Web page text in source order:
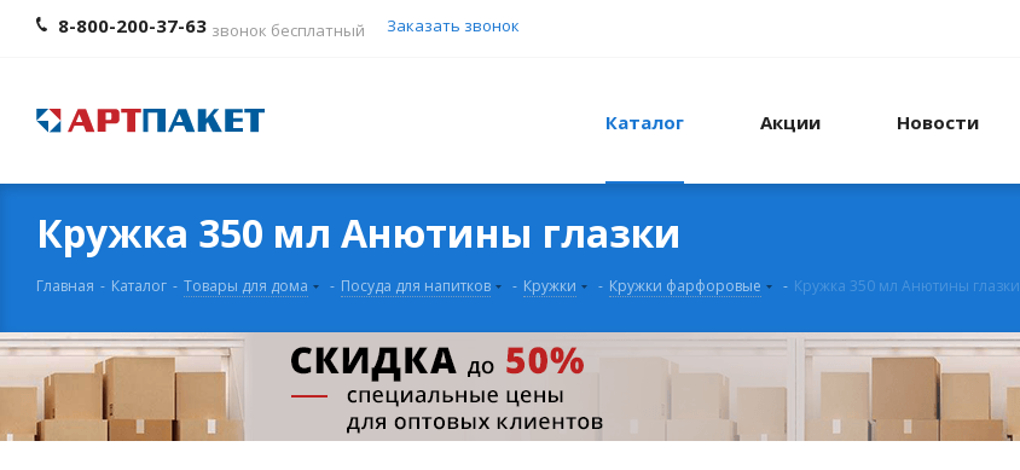
8-800-200-37-63 звонок бесплатный Заказать звонок
Каталог Акции Новости
Кружка 350 мл Анютины глазки
Главная - Каталог - Товары для дома - Посуда для напитков - Кружки - Кружки фарфоровые - Кружка 350 мл Анютины глазки